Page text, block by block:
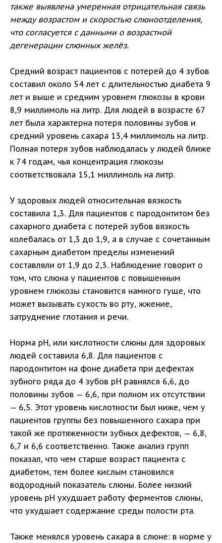
также выявлена умеренная отрицательная связь
между возрастом и скоростью слюноотделения,
что согласуется с данными о возрастной
дегенерации слюнных желёз.
Средний возраст пациентов с потерей до 4 зубов
составил около 54 лет с длительностью диабета 9
лет и выше и средним уровнем глюкозы в крови
8,9 миллимоль на литр. Для людей в возрасте 67
лет была характерна потеря половины зубов и
средний уровень сахара 13,4 миллимоль на литр.
Полная потеря зубов наблюдалась у людей ближе
к 74 годам, чья концентрация глюкозы
соответствовала 15,1 миллимоль на литр.
У здоровых людей относительная вязкость
составила 1,3. Для пациентов с пародонтитом без
сахарного диабета с потерей зубов вязкость
колебалась от 1,3 до 1,9, а в случае с сочетанным
сахарным диабетом пределы изменений
составляли от 1,9 до 2,3. Наблюдение говорит о
том, что слюна у пациентов с повышенным
уровнем глюкозы становится намного гуще, что
может вызывать сухость во рту, жжение,
затруднение глотания и речи.
Норма рН, или кислотности слюны для здоровых
людей составила 6,8. Для пациентов с
пародонтитом на фоне диабета при дефектах
зубного ряда до 4 зубов pH равнялся 6,6, до
половины зубов — 6,6, при полном их отсутствии
— 6,5. Этот уровень кислотности был ниже, чем у
пациентов группы без повышенного сахара при
такой же протяженности зубных дефектов, — 6,8,
6,7 и 6,6 соответственно. Также анализ групп
показал, что чем старше возраст пациента с
диабетом, тем более кислым становился
водородный показатель слюны. Более низкий
уровень рН ухудшает работу ферментов слюны,
что ухудшает содержание среды полости рта.
Также менялся уровень сахара в слюне: в норме у